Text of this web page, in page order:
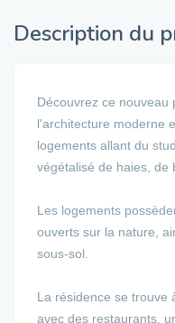
Description du
Découvrez ce nouveau
l'architecture moderne
logements allant du
végétalisé de haies, de
Les logements
ouverts sur la nature,
sous-sol.
La résidence se trouve
avec des restaurants,